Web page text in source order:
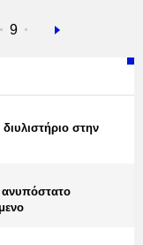
Σελίδα
9
Next
στην